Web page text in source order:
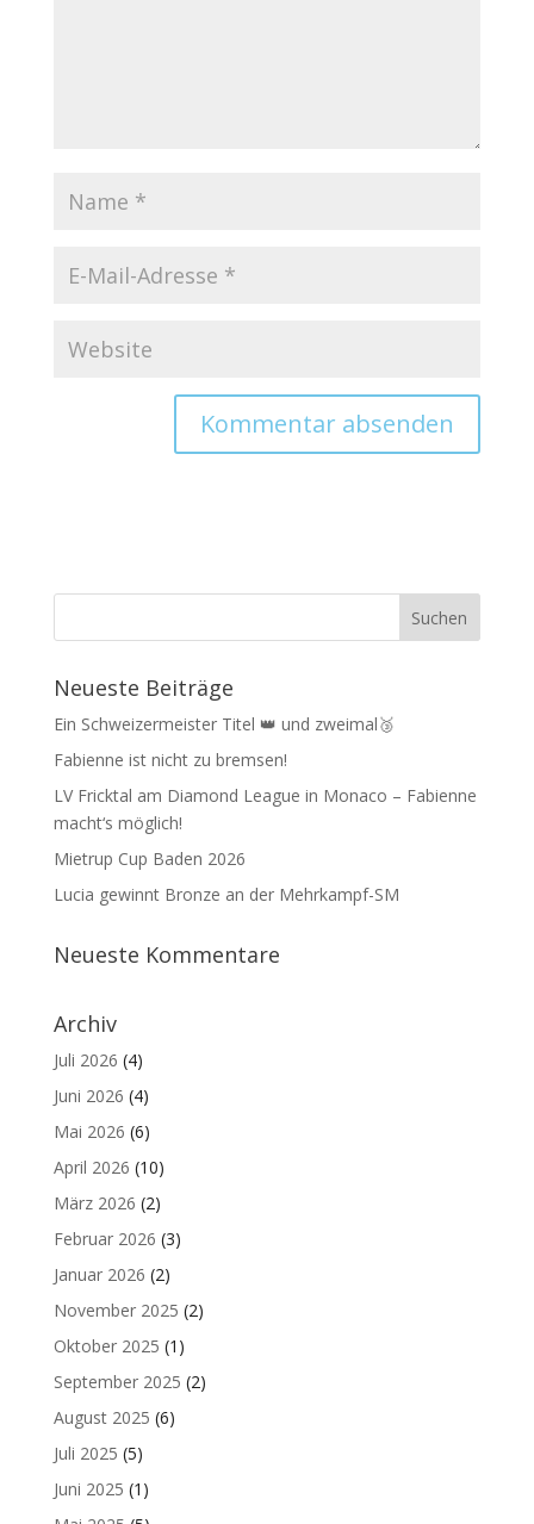
Neueste Beiträge
Ein Schweizermeister Titel 👑 und zweimal🥉
Fabienne ist nicht zu bremsen!
LV Fricktal am Diamond League in Monaco – Fabienne
macht‘s möglich!
Mietrup Cup Baden 2026
Lucia gewinnt Bronze an der Mehrkampf-SM
Neueste Kommentare
Archiv
Juli 2026 (4)
Juni 2026 (4)
Mai 2026 (6)
April 2026 (10)
März 2026 (2)
Februar 2026 (3)
Januar 2026 (2)
November 2025 (2)
Oktober 2025 (1)
September 2025 (2)
August 2025 (6)
Juli 2025 (5)
Juni 2025 (1)